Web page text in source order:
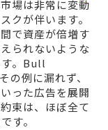
場は非常に変動
クが伴います。
で資産が倍増す
られないような
す。Bull
例に漏れず、
った広告を展開
束は、ほぼ全て
す。